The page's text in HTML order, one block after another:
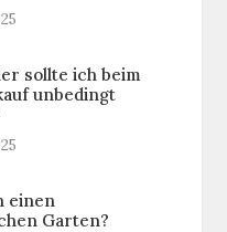
sollte ich beim
unbedingt
einen
Garten?